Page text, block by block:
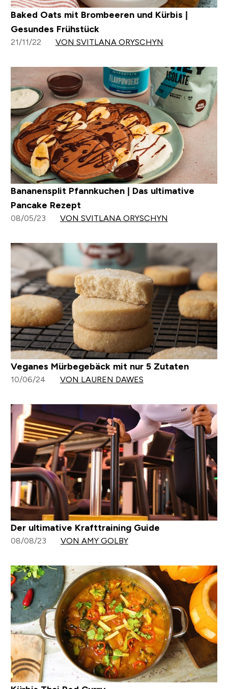
Baked Oats mit Brombeeren und Kürbis |
Gesundes Frühstück
21/11/22 VON SVITLANA ORYSCHYN
Bananensplit Pfannkuchen | Das ultimative
Pancake Rezept
08/05/23 VON SVITLANA ORYSCHYN
Veganes Mürbegebäck mit nur 5 Zutaten
10/06/24 VON LAUREN DAWES
Der ultimative Krafttraining Guide
08/08/23 VON AMY GOLBY